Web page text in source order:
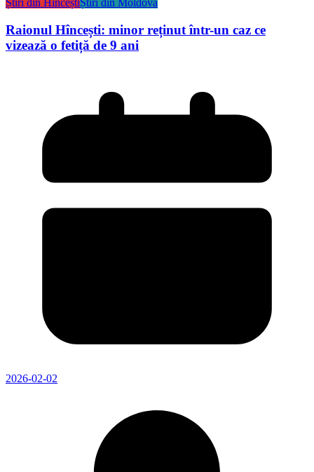
Știri din HînceștiȘtiri din Moldova
Raionul Hîncești: minor reținut într-un caz ce
vizează o fetiță de 9 ani
2026-02-02